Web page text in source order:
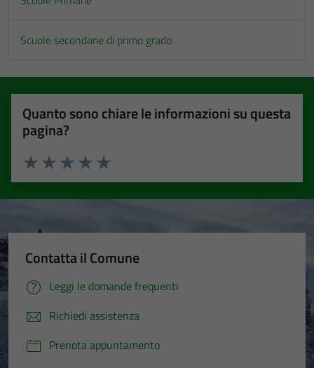
Scuole secondarie di primo grado
Quanto sono chiare le informazioni su questa
pagina?
Valuta 5 stelle su 5
Valuta 4 stelle su 5
Valuta 3 stelle su 5
Valuta 2 stelle su 5
Valuta 1 stelle su 5
Contatta il Comune
Leggi le domande frequenti
Richiedi assistenza
Prenota appuntamento